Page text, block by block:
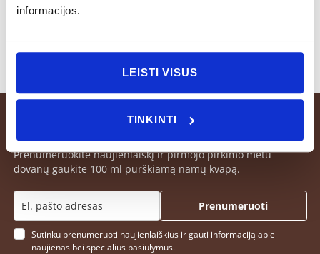
informacijos.
LEISTI VISUS
TINKINTI
Prenumeruokite naujienlaiškį ir pirmojo pirkimo metu
dovanų gaukite 100 ml purškiamą namų kvapą.
Sutinku prenumeruoti naujienlaiškius ir gauti informaciją apie
naujienas bei specialius pasiūlymus.
Prenumeruoti